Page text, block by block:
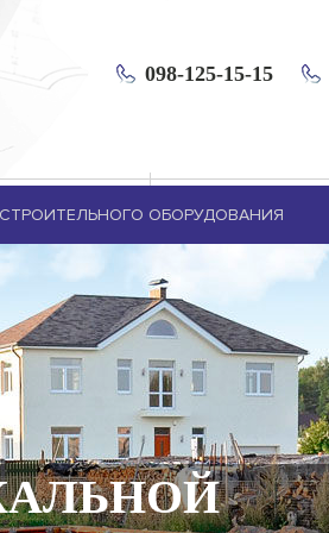
098-125-15-15
ОБОРУДОВАНИЯ
ТУРЫ И